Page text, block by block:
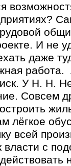
И не
даже
работа.
У Н. Н.
Совсем
лёгкое
всей
власти с